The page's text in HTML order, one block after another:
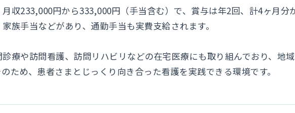
収233,000円から333,000円（手当含む）で、賞与は年2回、計4ヶ月分
族手当などがあり、通勤手当も実費支給されます。
療や訪問看護、訪問リハビリなどの在宅医療にも取り組んでおり、地
ため、患者さまとじっくり向き合った看護を実践できる環境です。